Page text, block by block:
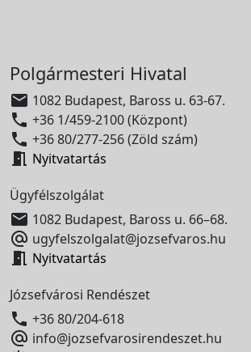
Polgármesteri Hivatal
 1082 Budapest, Baross u. 63-67.
 +36 1/459-2100 (Központ)
 +36 80/277-256 (Zöld szám)
 Nyitvatartás
Ügyfélszolgálat
 1082 Budapest, Baross u. 66–68.
 ugyfelszolgalat@jozsefvaros.hu
 Nyitvatartás
Józsefvárosi Rendészet
 +36 80/204-618
 info@jozsefvarosirendeszet.hu